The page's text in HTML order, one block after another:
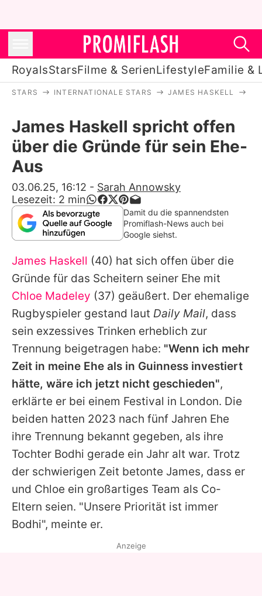
RoyalsStarsFilme & SerienLifestyleFamilie &
Stars
Filme & Serien
Lifestyle
Familie & Liebe
Promiflash Exklusiv
Alle Themen auf Promiflash
Jobs
App runterladen
Team
Redaktionelle Richtlinien
Impressum
Datenschutzerklärung
Nutzungsbedingungen
Utiq verwalten
STARS INTERNATIONALE STARS JAMES HASKELL
James Haskell spricht offen
über die Gründe für sein Ehe-
Aus
03.06.25, 16:12 - Sarah Annowsky
Lesezeit: 2 min
Damit du die spannendsten
Promiflash-News auch bei
Google siehst.
James Haskell (40) hat sich offen über die
Gründe für das Scheitern seiner Ehe mit
Chloe Madeley (37) geäußert. Der ehemalige
Rugbyspieler gestand laut Daily Mail, dass
sein exzessives Trinken erheblich zur
Trennung beigetragen habe: "Wenn ich mehr
Zeit in meine Ehe als in Guinness investiert
hätte, wäre ich jetzt nicht geschieden",
erklärte er bei einem Festival in London. Die
beiden hatten 2023 nach fünf Jahren Ehe
ihre Trennung bekannt gegeben, als ihre
Tochter Bodhi gerade ein Jahr alt war. Trotz
der schwierigen Zeit betonte James, dass er
und Chloe ein großartiges Team als Co-
Eltern seien. "Unsere Priorität ist immer
Bodhi", meinte er.
Anzeige